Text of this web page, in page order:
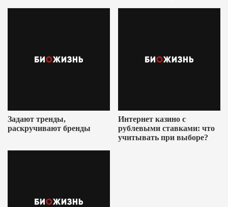
Задают тренды,
раскручивают бренды
Интернет казино с
рублевыми ставками: что
учитывать при выборе?